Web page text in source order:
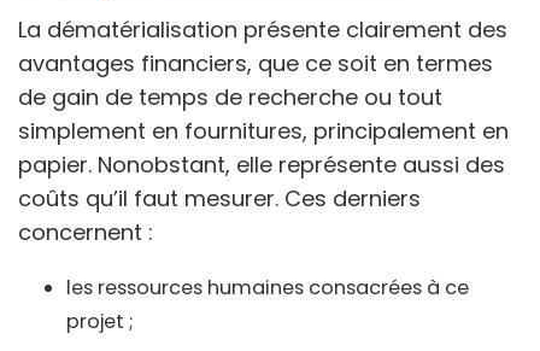
La dématérialisation présente clairement des
avantages financiers, que ce soit en termes
de gain de temps de recherche ou tout
simplement en fournitures, principalement en
papier. Nonobstant, elle représente aussi des
coûts qu’il faut mesurer. Ces derniers
concernent :
les ressources humaines consacrées à ce
projet ;